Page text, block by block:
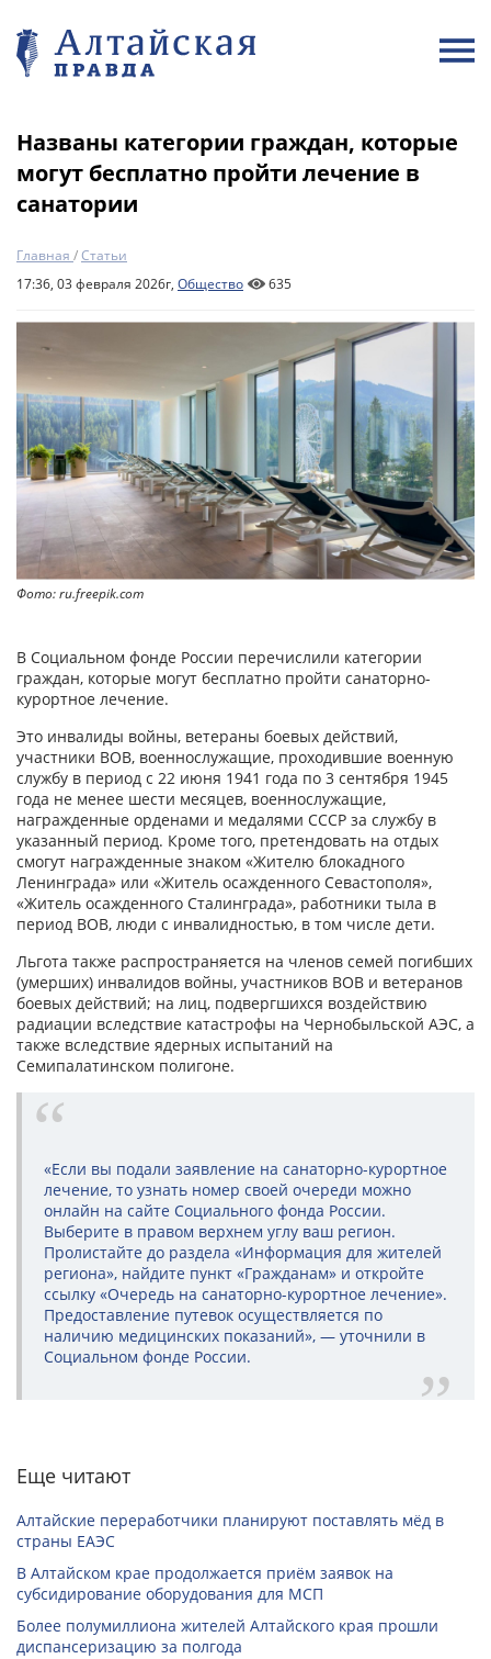
Названы категории граждан, которые
могут бесплатно пройти лечение в
санатории
Главная /Статьи
17:36, 03 февраля 2026г, Общество 635
Фото: ru.freepik.com
В Социальном фонде России перечислили категории
граждан, которые могут бесплатно пройти санаторно-
курортное лечение.
Это инвалиды войны, ветераны боевых действий,
участники ВОВ, военнослужащие, проходившие военную
службу в период с 22 июня 1941 года по 3 сентября 1945
года не менее шести месяцев, военнослужащие,
награжденные орденами и медалями СССР за службу в
указанный период. Кроме того, претендовать на отдых
смогут награжденные знаком «Жителю блокадного
Ленинграда» или «Житель осажденного Севастополя»,
«Житель осажденного Сталинграда», работники тыла в
период ВОВ, люди с инвалидностью, в том числе дети.
Льгота также распространяется на членов семей погибших
(умерших) инвалидов войны, участников ВОВ и ветеранов
боевых действий; на лиц, подвергшихся воздействию
радиации вследствие катастрофы на Чернобыльской АЭС, а
также вследствие ядерных испытаний на
Семипалатинском полигоне.
«Если вы подали заявление на санаторно-курортное
лечение, то узнать номер своей очереди можно
онлайн на сайте Социального фонда России.
Выберите в правом верхнем углу ваш регион.
Пролистайте до раздела «Информация для жителей
региона», найдите пункт «Гражданам» и откройте
ссылку «Очередь на санаторно-курортное лечение».
Предоставление путевок осуществляется по
наличию медицинских показаний», — уточнили в
Социальном фонде России.
Еще читают
Алтайские переработчики планируют поставлять мёд в
страны ЕАЭС
В Алтайском крае продолжается приём заявок на
субсидирование оборудования для МСП
Более полумиллиона жителей Алтайского края прошли
диспансеризацию за полгода